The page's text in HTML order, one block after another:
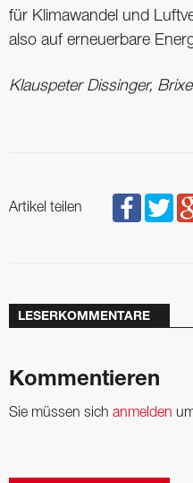
für Klimawandel und
also auf erneuerbare
Klauspeter Dissinger,
Artikel teilen
LESERKOMMENTARE
Kommentieren
Sie müssen sich anmelden